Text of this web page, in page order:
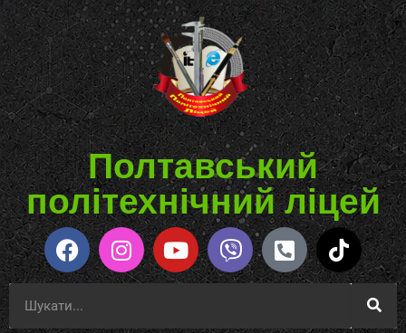
Полтавський
політехнічний ліцей